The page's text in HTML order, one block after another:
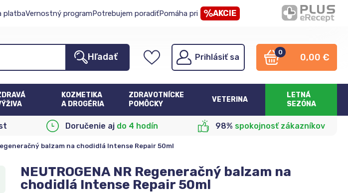
platbaVernostný programPotrebujem poradiťPomáha pri AKCIE
Hľadať Prihlásiť sa
0 0,00 €
KOZMETIKA
A DROGÉRIA
ZDRAVOTNÍCKE
POMÔCKY
VETERINA
LETNÁ
SEZÓNA
Doručenie aj do 4 hodín 98% spokojnosť zákazníkov
Regeneračný balzam na chodidlá Intense Repair 50ml
NEUTROGENA NR Regeneračný balzam na
chodidlá Intense Repair 50ml